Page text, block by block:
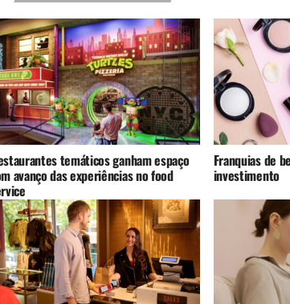
temáticos ganham espaço
avanço das experiências no food
Franquias de
investimento